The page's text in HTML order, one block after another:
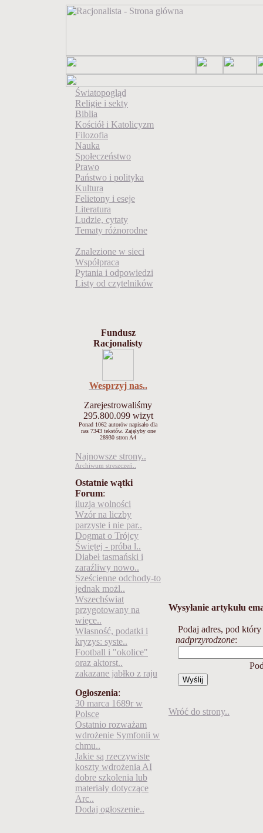
Światopogląd
Religie i sekty
Biblia
Kościół i Katolicyzm
Filozofia
Nauka
Społeczeństwo
Prawo
Państwo i polityka
Kultura
Felietony i eseje
Literatura
Ludzie, cytaty
Tematy różnorodne
Znalezione w sieci
Współpraca
Pytania i odpowiedzi
Listy od czytelników
Fundusz
Racjonalisty
Wesprzyj nas..
Zarejestrowaliśmy
295.800.099wizyt
Ponad 1062 autorów napisało dla
nas 7343 tekstów. Zajęłyby one
28930 stron A4
Najnowsze strony..
Archiwum streszczeń..
Ostatnie wątki
Forum:
iluzja wolności
Wzór na liczby
parzyste i nie par..
Dogmat o Trójcy
Świętej - próba l..
Diabeł tasmański i
zaraźliwy nowo..
Sześcienne odchody-to
jednak możl..
Wszechświat
przygotowany na
więce..
Własność, podatki i
kryzys: syste..
Football i "okolice"
oraz aktorst..
zakazane jabłko z raju
Ogłoszenia:
30 marca 1689r w
Polsce
Ostatnio rozważam
wdrożenie Symfonii w
chmu..
Jakie są rzeczywiste
koszty wdrożenia AI
dobre szkolenia lub
materiały dotyczące
Arc..
Dodaj ogłoszenie..
Wysyłanie artykułu
Podaj adres, pod
nadprzyrodzone:
Wróć do strony..